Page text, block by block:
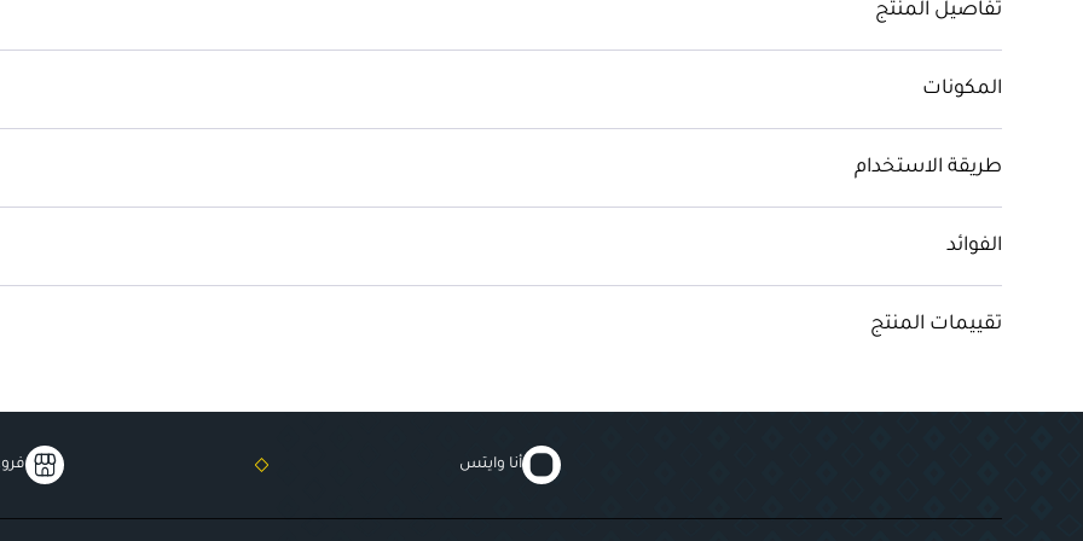
تفاصيل المنتج
المكونات
طريقة الاستخدام
الفوائد
تقييمات المنتج
أنا وايتس